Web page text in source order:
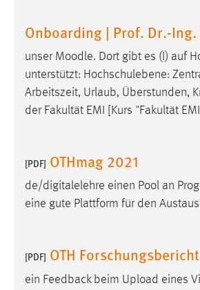
Onboarding | Prof. Dr.-Ing.
unser Moodle. Dort gibt es (I) auf
unterstützt: Hochschulebene:
Arbeitszeit, Urlaub, Überstunden,
der Fakultät EMI [Kurs "Fakultät
[PDF] OTHmag 2021
de/digitalelehre einen Pool an
eine gute Plattform für den
[PDF] OTH
ein Feedback beim Upload eines
Cookie Laufzeit:
Performance
Name: staticfilecache
eingeloggt ist.
Sprachpräferenz
Zweck:
Das Cookie
Sprache der Website.